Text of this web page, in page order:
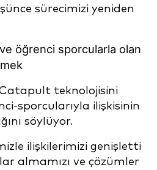
sürecimizi yeniden
öğrenci sporcularla olan
teknolojisini
sporcularıyla ilişkisinin
söylüyor.
ilişkilerimizi genişletti
almamızı ve çözümler